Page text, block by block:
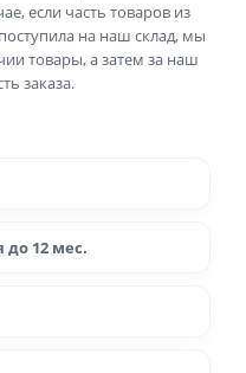
если часть товаров из
на наш склад, мы
товары, а затем за наш
заказа.
до 12 мес.